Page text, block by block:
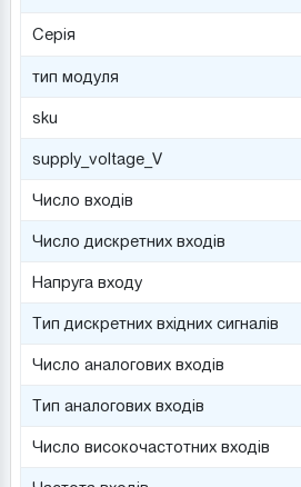
Серія
тип модуля
sku
supply_voltage_V
Число входів
Число дискретних входів
Напруга входу
Тип дискретних вхідних сигналів
Число аналогових входів
Тип аналогових входів
Число високочастотних входів